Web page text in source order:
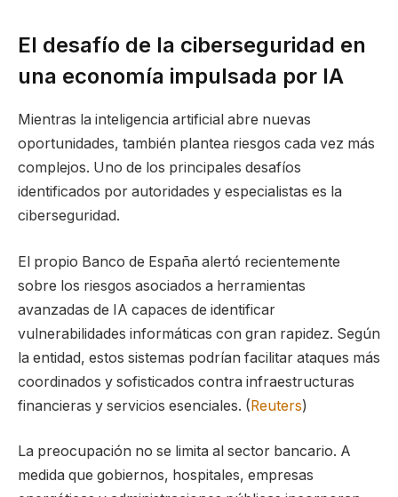
El desafío de la ciberseguridad en
una economía impulsada por IA
Mientras la inteligencia artificial abre nuevas
oportunidades, también plantea riesgos cada vez más
complejos. Uno de los principales desafíos
identificados por autoridades y especialistas es la
ciberseguridad.
El propio Banco de España alertó recientemente
sobre los riesgos asociados a herramientas
avanzadas de IA capaces de identificar
vulnerabilidades informáticas con gran rapidez. Según
la entidad, estos sistemas podrían facilitar ataques más
coordinados y sofisticados contra infraestructuras
financieras y servicios esenciales. (Reuters)
La preocupación no se limita al sector bancario. A
medida que gobiernos, hospitales, empresas